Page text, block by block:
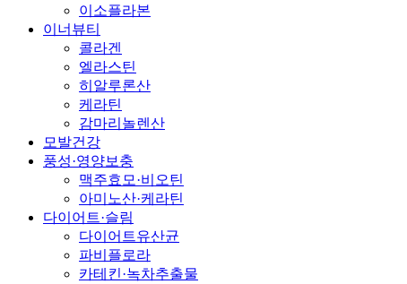
이소플라본
이너뷰티
콜라겐
엘라스틴
히알루론산
케라틴
감마리놀렌산
모발건강
풍성·영양보충
맥주효모·비오틴
아미노산·케라틴
다이어트·슬림
다이어트유산균
파비플로라
카테킨·녹차추출물